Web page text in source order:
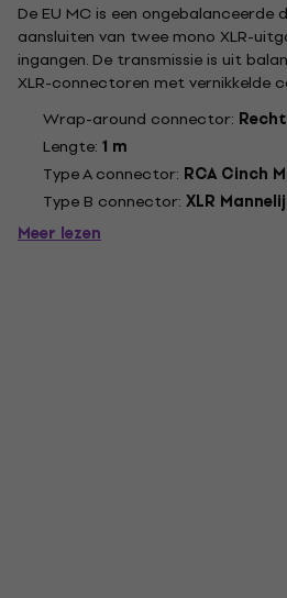
De EU MC is een ongebalanceerde
aansluiten van twee mono XLR-
ingangen. De transmissie is uit
XLR-connectoren met vernikkelde
kanaalmarkering, aangegoten
duurzame PVC-mantel zorgen voor
hoge koppelcycli. Het...
Wrap-around connector:
Lengte: 1 m
Type A connector: RCA Cinch
Type B connector: XLR
Meer lezen